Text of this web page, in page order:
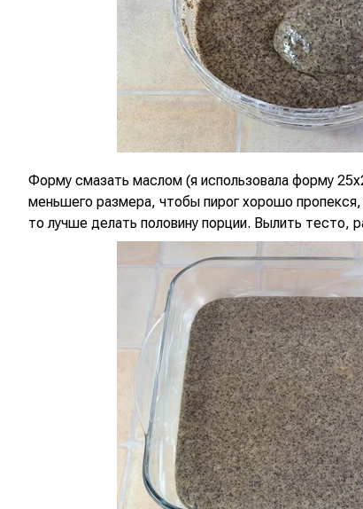
Форму смазать маслом (я использовала форму
меньшего размера, чтобы пирог хорошо
то лучше делать половину порции. Вылить тесто,